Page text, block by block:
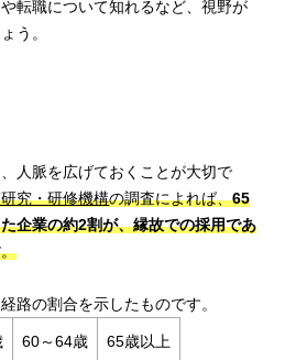
転職について知れるなど、視野が
う。
人脈を広げておくことが大切で
究・研修機構の調査によれば、65
企業の約2割が、縁故での採用であ
。
路の割合を示したものです。
60～64歳 65歳以上